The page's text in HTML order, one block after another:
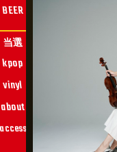
当選
BEER
kpop
vinyl
about